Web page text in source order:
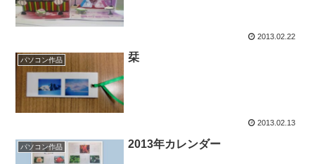
2013.02.22
パソコン作品 栞
2013.02.13
パソコン作品 2013年カレンダー